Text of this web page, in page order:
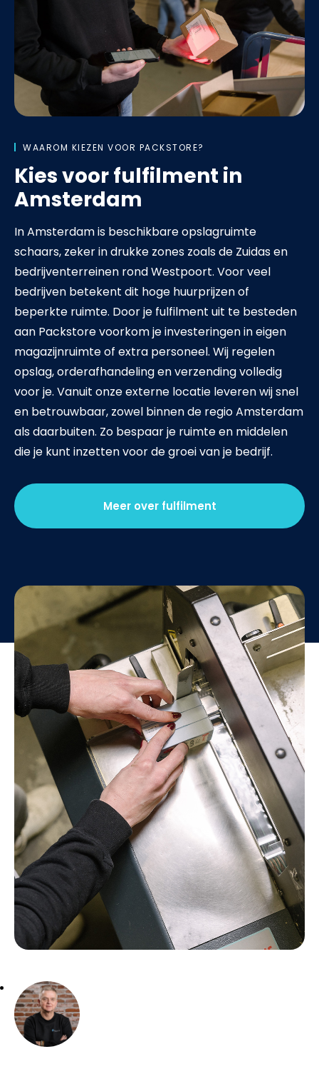
WAAROM KIEZEN VOOR PACKSTORE?
Kies voor fulfilment in
Amsterdam
In Amsterdam is beschikbareopslagruimte
schaars, zeker in drukke zones zoals de Zuidas en
bedrijventerreinen rond Westpoort. Voor veel
bedrijven betekent dit hoge huurprijzen of
beperkte ruimte. Door je fulfilment uit te besteden
aan Packstore voorkom je investeringen in eigen
magazijnruimte of extra personeel. Wij regelen
opslag, orderafhandeling enverzendingvolledig
voor je. Vanuit onze externe locatie leveren wij snel
en betrouwbaar, zowel binnen de regio Amsterdam
als daarbuiten. Zo bespaar je ruimte en middelen
die je kunt inzetten voor de groei van je bedrijf.
Meer over fulfilment